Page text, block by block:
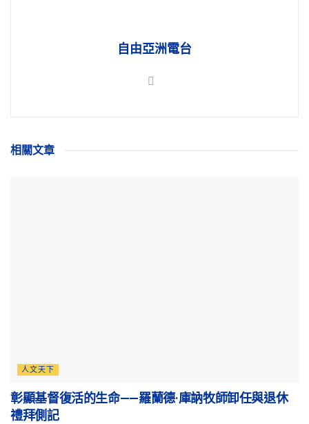
自由亞洲電台
相關文章
人文天下
彰顯基督復活的生命——羅蘭德·庫訥牧師卸任與退休
禮拜側記